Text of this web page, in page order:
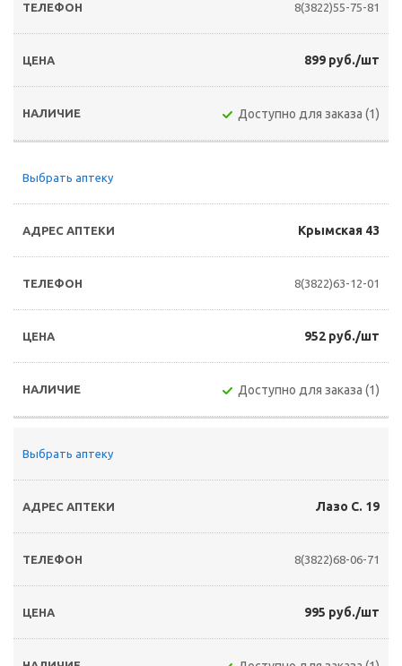
8(3822)55-75-81
899 руб./шт
Доступно для заказа (1)
Выбрать аптеку
Крымская 43
8(3822)63-12-01
952 руб./шт
Доступно для заказа (1)
Выбрать аптеку
Лазо С. 19
8(3822)68-06-71
995 руб./шт